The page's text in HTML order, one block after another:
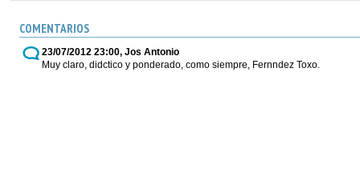
COMENTARIOS
23/07/2012 23:00, Jos Antonio
Muy claro, didctico y ponderado, como siempre, Fernndez Toxo.